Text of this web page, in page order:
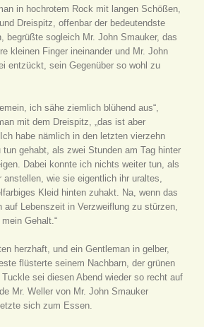
in hochrotem Rock mit langen Schößen,
Dreispitz, offenbar der bedeutendste
begrüßte sogleich Mr. John Smauker, das
kleinen Finger ineinander und Mr. John
entzückt, sein Gegenüber so wohl zu
ich sähe ziemlich blühend aus“,
mit dem Dreispitz, „das ist aber
habe nämlich in den letzten vierzehn
gehabt, als zwei Stunden am Tag hinter
Dabei konnte ich nichts weiter tun, als
anstellen, wie sie eigentlich ihr uraltes,
Kleid hinten zuhakt. Na, wenn das
auf Lebenszeit in Verzweiflung zu stürzen,
Gehalt.“
herzhaft, und ein Gentleman in gelber,
flüsterte seinem Nachbarn, der grünen
sei diesen Abend wieder so recht auf
Mr. Weller von Mr. John Smauker
sich zum Essen.